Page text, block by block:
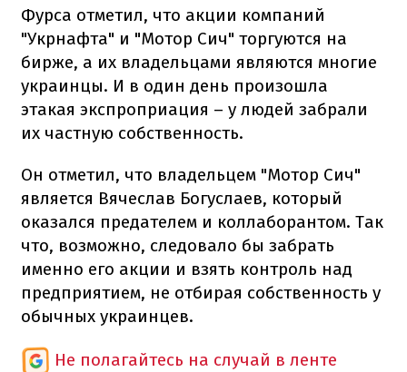
Фурса отметил, что акции компаний
"Укрнафта" и "Мотор Сич" торгуются на
бирже, а их владельцами являются многие
украинцы. И в один день произошла
этакая экспроприация – у людей забрали
их частную собственность.
Он отметил, что владельцем "Мотор Сич"
является Вячеслав Богуслаев, который
оказался предателем и коллаборантом. Так
что, возможно, следовало бы забрать
именно его акции и взять контроль над
предприятием, не отбирая собственность у
обычных украинцев.
Не полагайтесь на случай в ленте